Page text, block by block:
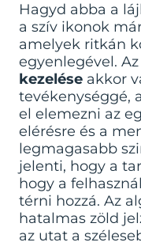
Hagyd abba a
a szív ikonok
amelyek ritkán
egyenlegével. Az
kezelése akkor
tevékenységgé,
el elemezni az
elérésre és a
legmagasabb
jelenti, hogy a
hogy a
térni hozzá. Az
hatalmas zöld
az utat a